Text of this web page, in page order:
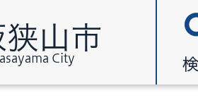
狭山市
City